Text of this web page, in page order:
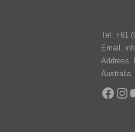
Tel.+61
Email.
Address.
Australia